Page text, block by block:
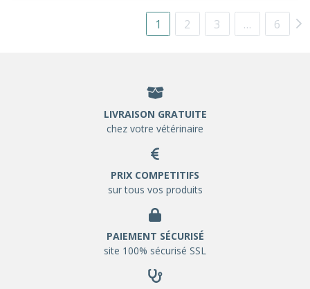
1 2 3 … 6
LIVRAISON GRATUITE
chez votre vétérinaire
PRIX COMPETITIFS
sur tous vos produits
PAIEMENT SÉCURISÉ
site 100% sécurisé SSL